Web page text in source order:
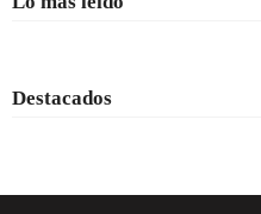
Destacados